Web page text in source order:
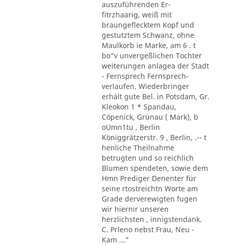
auszuführenden Er-
fitrzhaarig, weiß mit
braungeflecktem Kopf und
gestutztem Schwanz, ohne
Maulkorb ie Marke, am 6 . t
bo"v unvergeßlichen Tochter
weiterungen anlagea der Stadt
- Fernsprech Fernsprech-
verlaufen. Wiederbringer
erhält gute Bel. in Potsdam, Gr.
Kleokon 1 * Spandau,
Cöpenick, Grünau ( Mark), b
oUmn1tu , Berlin
Königgrätzerstr. 9 , Berlin, .-- t
henliche Theilnahme
betrugten und so reichlich
Blumen spendeten, sowie dem
Hmn Prediger Denenter für
seine rtostreichtn Worte am
Grade derverewigten fugen
wir hiernir unseren
herzlichsten , innigstendank.
C. Prleno nebst Frau, Neu -
Kam ..."